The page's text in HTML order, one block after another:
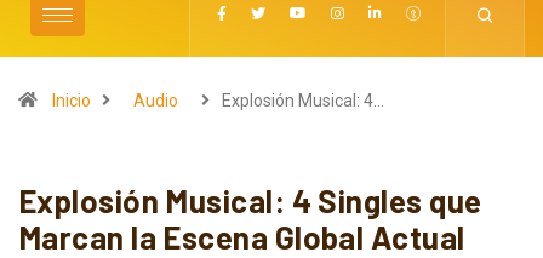
Inicio Audio Explosión Musical: 4…
Explosión Musical: 4 Singles que
Marcan la Escena Global Actual